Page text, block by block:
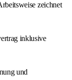
zeichnet
inklusive
und